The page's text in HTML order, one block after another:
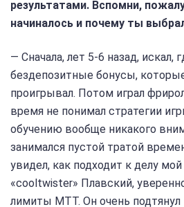
результатами. Вспомни,
начиналось и почему ты
— Сначала, лет 5-6 назад, искал,
бездепозитные бонусы,
проигрывал. Потом играл
время не понимал стратегии
обучению вообще никакого
занимался пустой тратой
увидел, как подходит к делу мой
«cooltwister» Плавский,
лимиты МТТ. Он очень подтянул